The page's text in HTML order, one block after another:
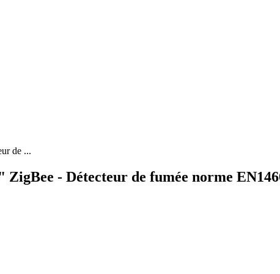
de ...
- Détecteur de fumée norme